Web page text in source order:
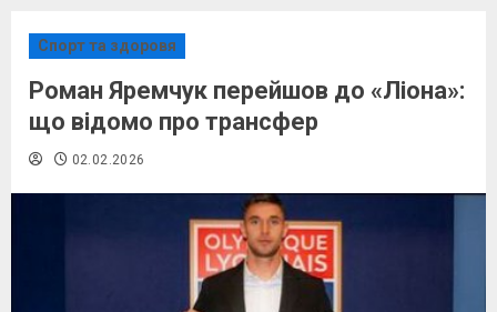
Спорт та здоровя
Роман Яремчук перейшов до «Ліона»:
що відомо про трансфер
02.02.2026